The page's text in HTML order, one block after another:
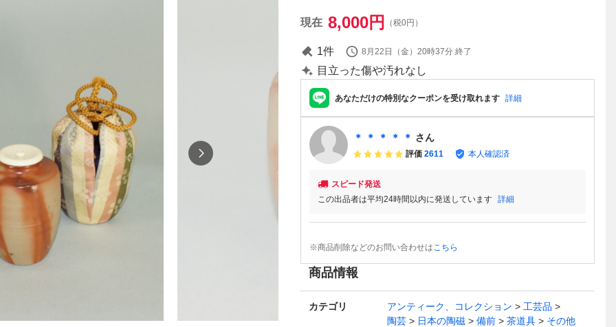
現在 8,000円 （税0円）
1件 8月22日（金）20時37分 終了
目立った傷や汚れなし
あなただけの特別なクーポンを受け取れます 詳細
＊ ＊ ＊ ＊ ＊ さん
評価 2611 本人確認済
スピード発送
この出品者は平均24時間以内に発送しています 詳細
※商品削除などのお問い合わせはこちら
商品情報
カテゴリ アンティーク、コレクション
工芸品
陶芸
日本の陶磁 備前 茶道具 その他